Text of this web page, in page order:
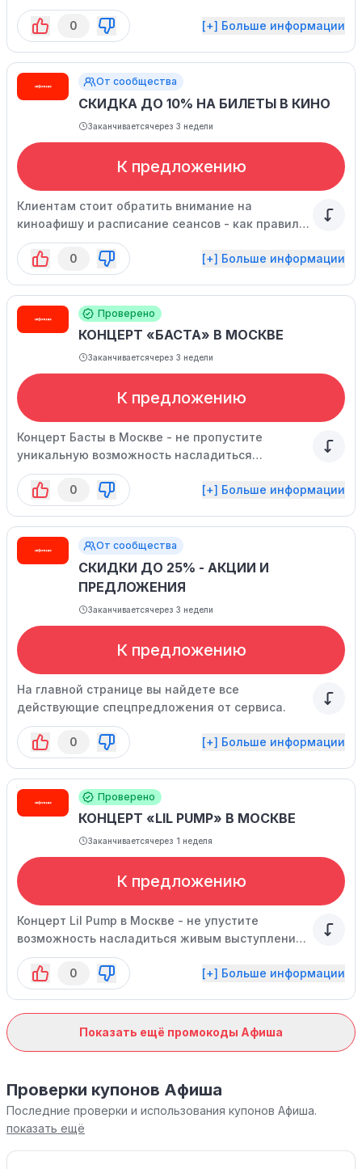
привлекательным предложением и сэкономить
до 500 рублей. Скидка действует в
ограниченное время.
0 [+] Больше информации
От сообщества
СКИДКА ДО 10% НА БИЛЕТЫ В КИНО
Заканчиваетсячерез 3 недели
К предложению
Клиентам стоит обратить внимание на
киноафишу и расписание сеансов - как правило,
билеты на утренние сеансы имеют более
низкую цену. Скидка уже входит в стоимость
билетов.
0 [+] Больше информации
Проверено
КОНЦЕРТ «БАСТА» В МОСКВЕ
Заканчиваетсячерез 3 недели
К предложению
Концерт Басты в Москве - не пропустите
уникальную возможность насладиться
выступлением одного из самых популярных
артистов!0 [+] Больше информации
От сообщества
СКИДКИ ДО 25% - АКЦИИ И
ПРЕДЛОЖЕНИЯ
Заканчиваетсячерез 3 недели
К предложению
На главной странице вы найдете все
действующие спецпредложения от сервиса.
0 [+] Больше информации
Проверено
КОНЦЕРТ «LIL PUMP» В МОСКВЕ
Заканчиваетсячерез 1 неделя
К предложению
Концерт Lil Pump в Москве - не упустите
возможность насладиться живым выступлением
одного из самых ярких исполнителей
современной рэп-сцены. Вас ждет
незабываемое музыкальное путешествие и
0 [+] Больше информации
Показать ещё промокоды Афиша
Проверки купонов Афиша
Последние проверки и использования купонов Афиша.
показать ещё